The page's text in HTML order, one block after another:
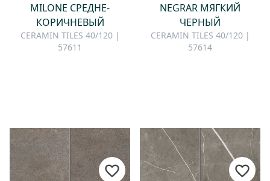
MILONE СРЕДНЕ-
КОРИЧНЕВЫЙ
CERAMIN TILES 40/120 |
57611
NEGRAR МЯГКИЙ
ЧЕРНЫЙ
CERAMIN TILES 40/120 |
57614